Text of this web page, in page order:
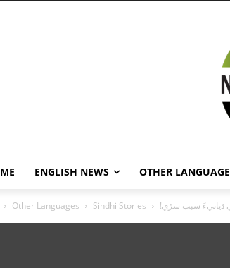
ENGLISH NEWS OTHER
Other Languages Sindhi Stories